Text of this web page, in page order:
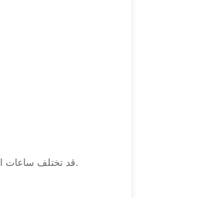
قد تختلف ساعات العمل هذه بسبب العطلات الرسمية.